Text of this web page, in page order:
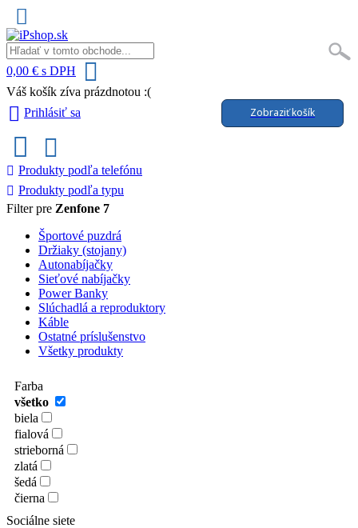
0,00 € s DPH
Váš košík zíva prázdnotou :(
Zobraziť košík
Prihlásiť sa
Produkty podľa telefónu
Produkty podľa typu
Filter pre Zenfone 7
Športové puzdrá
Držiaky (stojany)
Autonabíjačky
Sieťové nabíjačky
Power Banky
Slúchadlá a reproduktory
Káble
Ostatné príslušenstvo
Všetky produkty
Farba
všetko
biela
fialová
strieborná
zlatá
šedá
čierna
Sociálne siete